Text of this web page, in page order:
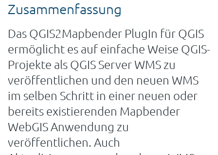
Zusammenfassung
Das QGIS2Mapbender PlugIn für QGIS
ermöglicht es auf einfache Weise QGIS-
Projekte als QGIS Server WMS zu
veröffentlichen und den neuen WMS
im selben Schritt in einer neuen oder
bereits existierenden Mapbender
WebGIS Anwendung zu
veröffentlichen. Auch